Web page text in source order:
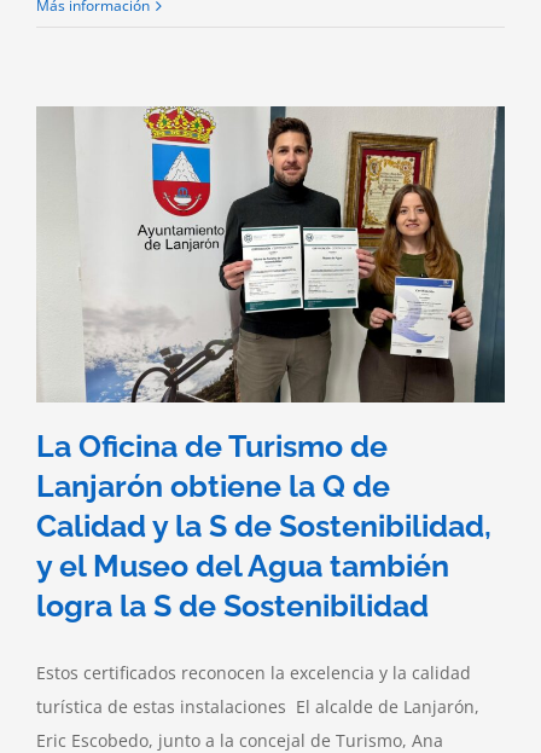
Más información
La Oficina de Turismo de
Lanjarón obtiene la Q de
Calidad y la S de Sostenibilidad,
y el Museo del Agua también
logra la S de Sostenibilidad
Estos certificados reconocen la excelencia y la calidad
turística de estas instalaciones El alcalde de Lanjarón,
Eric Escobedo, junto a la concejal de Turismo, Ana